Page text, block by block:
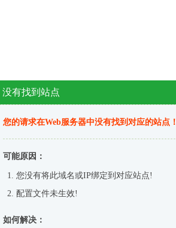
没有找到站点
您的请求在Web服务器中没有找到对应的站点！
可能原因：
您没有将此域名或IP绑定到对应站点!
配置文件未生效!
如何解决：